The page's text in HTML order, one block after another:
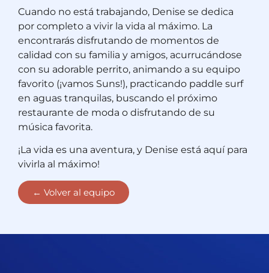
Cuando no está trabajando, Denise se dedica
por completo a vivir la vida al máximo. La
encontrarás disfrutando de momentos de
calidad con su familia y amigos, acurrucándose
con su adorable perrito, animando a su equipo
favorito (¡vamos Suns!), practicando paddle surf
en aguas tranquilas, buscando el próximo
restaurante de moda o disfrutando de su
música favorita.
¡La vida es una aventura, y Denise está aquí para
vivirla al máximo!
← Volver al equipo